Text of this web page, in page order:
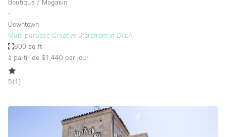
Boutique / Magasin
∙
Downtown
Multi-purpose Creative Storefront in DTLA
800 sq ft
à partir de $1,440 par jour
5(1 )